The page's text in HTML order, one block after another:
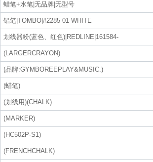
蜡笔+水笔|无品牌|无型号
铅笔|TOMBO|#2285-01 WHITE
划线器粉(蓝色、红色)|REDLINE|161584-
(LARGERCRAYON)
(品牌:GYMBOREEPLAY&MUSIC.)
(蜡笔)
(划线用)(CHALK)
(MARKER)
(HC502P-S1)
(FRENCHCHALK)